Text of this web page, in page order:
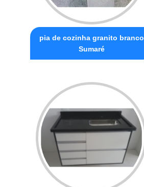
pia de cozinha granito branco
Sumaré